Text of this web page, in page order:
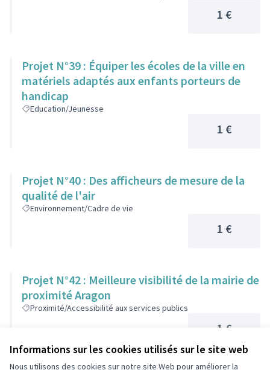
Informations sur les cookies utilisés sur le site web
Nous utilisons des cookies sur notre site Web pour améliorer la
1 €
Projet N°39 : Équiper les écoles de la ville en
matériels adaptés aux enfants porteurs de
handicap
Education/Jeunesse
1 €
Projet N°40 : Des afficheurs de mesure de la
qualité de l'air
Environnement/Cadre de vie
1 €
Projet N°42 : Meilleure visibilité de la mairie de
proximité Aragon
Proximité/Accessibilité aux services publics
1 €